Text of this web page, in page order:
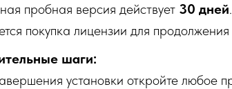
пробная версия действует 30 дней
покупка лицензии для
шаги:
установки откройте любое